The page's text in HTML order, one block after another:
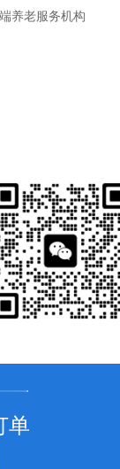
养老服务机构
单